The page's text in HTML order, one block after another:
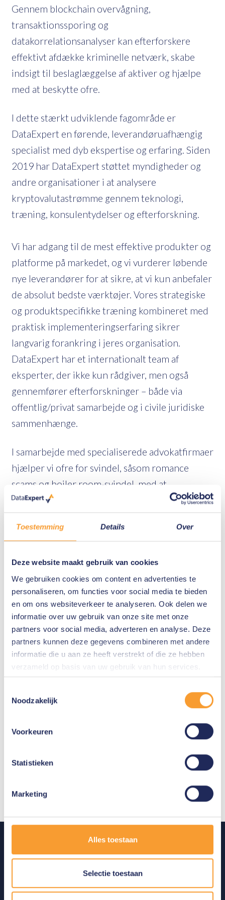
Toestemming Details Over
Deze website maakt gebruik van cookies
We gebruiken cookies om content en advertenties te
personaliseren, om functies voor social media te bieden
en om ons websiteverkeer te analyseren. Ook delen we
informatie over uw gebruik van onze site met onze
partners voor social media, adverteren en analyse. Deze
partners kunnen deze gegevens combineren met andere
informatie die u aan ze heeft verstrekt of die ze hebben
verzameld op basis van uw gebruik van hun services.
Noodzakelijk
Voorkeuren
Statistieken
Marketing
Alles toestaan
Selectie toestaan
Gennem blockchain overvågning,
transaktionssporing og
datakorrelationsanalyser kan efterforskere
effektivt afdække kriminelle netværk, skabe
indsigt til beslaglæggelse af aktiver og hjælpe
med at beskytte ofre.
I dette stærkt udviklende fagområde er
DataExpert en førende, leverandøruafhængig
specialist med dyb ekspertise og erfaring. Siden
2019 har DataExpert støttet myndigheder og
andre organisationer i at analysere
kryptovalutastrømme gennem teknologi,
træning, konsulentydelser og efterforskning.
Vi har adgang til de mest effektive produkter og
platforme på markedet, og vi vurderer løbende
nye leverandører for at sikre, at vi kun anbefaler
de absolut bedste værktøjer. Vores strategiske
og produktspecifikke træning kombineret med
praktisk implementeringserfaring sikrer
langvarig forankring i jeres organisation.
DataExpert har et internationalt team af
eksperter, der ikke kun rådgiver, men også
gennemfører efterforskninger – både via
offentlig/privat samarbejde og i civile juridiske
sammenhænge.
I samarbejde med specialiserede advokatfirmaer
hjælper vi ofre for svindel, såsom romance
scams og boiler room-svindel, med at
iværksætte civile retsskridt for at indefryse og
potentielt tilbageføre sporede midler.
DataExpert bidrager aktivt til kampen mod
kryptovaluta og svindel gennem blogs,
nyhedsopdateringer og medieudgivelser. Vi
rapporterer også regelmæssigt om resultater
fra civile efterforskninger.
Undersøgelse af kryptosvindel
Digital Forensics Produkter
Analytics Produkter
OSINT Løsninger